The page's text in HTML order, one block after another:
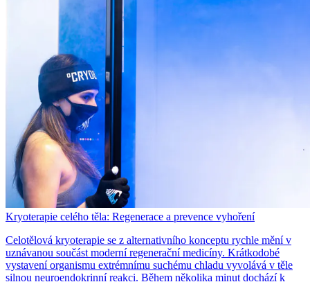
Kryoterapie celého těla: Regenerace a prevence vyhoření
Celotělová kryoterapie se z alternativního konceptu rychle mění v
uznávanou součást moderní regenerační medicíny. Krátkodobé
vystavení organismu extrémnímu suchému chladu vyvolává v těle
silnou neuroendokrinní reakci. Během několika minut dochází k